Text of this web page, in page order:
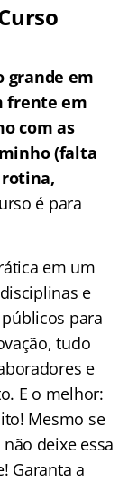
grande em
frente em
com as
(falta
é para
em um
e
para
tudo
e
E o melhor:
Mesmo se
deixe essa
Garanta a